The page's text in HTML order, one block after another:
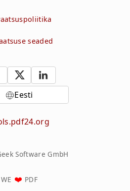
seaded
Eesti
Software GmbH
WE PDF